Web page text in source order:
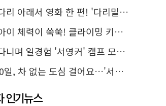
아래서 영화 한 편! '다리밑 영화관' 무료 상영
력이 쑥쑥! 클라이밍 키즈카페·어린이 체력장
며 일경험 '서영커' 캠프 모집…전액 무료
없는 도심 걸어요…'서울 걷자 페스티벌' 선착순 5천명
인기뉴스